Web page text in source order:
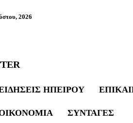
2026
ΗΠΕΊΡΟΥ
ΣΥΝΤΑΓΈΣ